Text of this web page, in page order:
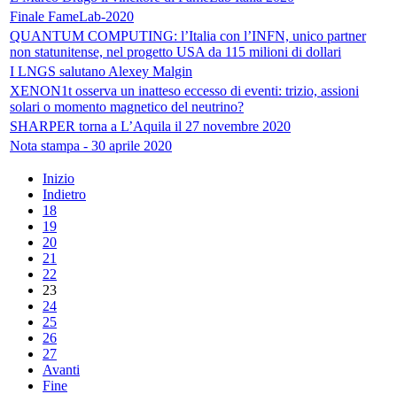
Finale FameLab-2020
QUANTUM COMPUTING: l’Italia con l’INFN, unico partner
non statunitense, nel progetto USA da 115 milioni di dollari
I LNGS salutano Alexey Malgin
XENON1t osserva un inatteso eccesso di eventi: trizio, assioni
solari o momento magnetico del neutrino?
SHARPER torna a L’Aquila il 27 novembre 2020
Nota stampa - 30 aprile 2020
Inizio
Indietro
18
19
20
21
22
23
24
25
26
27
Avanti
Fine